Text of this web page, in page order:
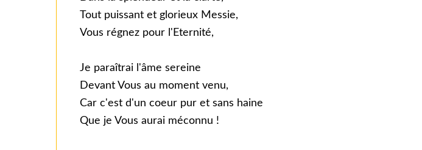
Tout puissant et glorieux Messie,
Vous régnez pour l'Eternité,
Je paraîtrai l'âme sereine
Devant Vous au moment venu,
Car c'est d'un coeur pur et sans haine
Que je Vous aurai méconnu !